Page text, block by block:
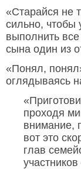
«Старайся не
сильно, чтобы
выполнить
сына один из
«Понял,
оглядываясь
проходя
внимание,
вот это
глав